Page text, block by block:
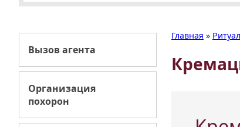
Вызов агента
Организация
похорон
Главная »